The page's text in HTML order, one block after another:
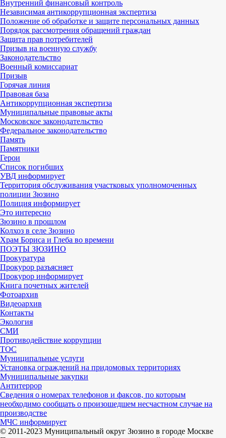
Внутренний финансовый контроль
Независимая антикоррупционная экспертиза
Положение об обработке и защите персональных данных
Порядок рассмотрения обращений граждан
Защита прав потребителей
Призыв на военную службу
Законодательство
Военный комиссариат
Призыв
Горячая линия
Правовая база
Антикоррупционная экспертиза
Муниципальные правовые акты
Московское законодательство
Федеральное законодательство
Память
Памятники
Герои
Список погибших
УВД информирует
Территория обслуживания участковых уполномоченных
полиции Зюзино
Полиция информирует
Это интересно
Зюзино в прошлом
Колхоз в селе Зюзино
Храм Бориса и Глеба во времени
ПОЭТЫ ЗЮЗИНО
Прокуратура
Прокурор разъясняет
Прокурор информирует
Книга почетных жителей
Фотоархив
Видеоархив
Контакты
Экология
СМИ
Противодействие коррупции
ТОС
Муниципальные услуги
Установка ограждений на придомовых территориях
Муниципальные закупки
Антитеррор
Сведения о номерах телефонов и факсов, по которым
необходимо сообщать о произошедшем несчастном случае на
производстве
МЧС информирует
© 2011-2023 Муниципальный округ Зюзино в городе Москве